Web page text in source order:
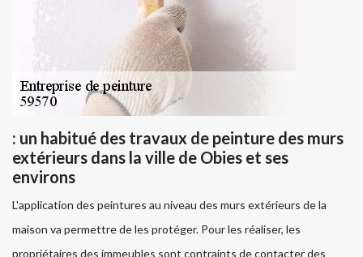
: un habitué des travaux de peinture des murs
extérieurs dans la ville de Obies et ses
environs
L'application des peintures au niveau des murs extérieurs de la
maison va permettre de les protéger. Pour les réaliser, les
propriétaires des immeubles sont contraints de contacter des